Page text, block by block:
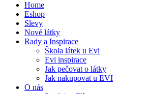
Home
Eshop
Slevy
Nové látky
Rady a Inspirace
Škola látek u Evi
Evi inspirace
Jak pečovat o látky
Jak nakupovat u EVI
O nás